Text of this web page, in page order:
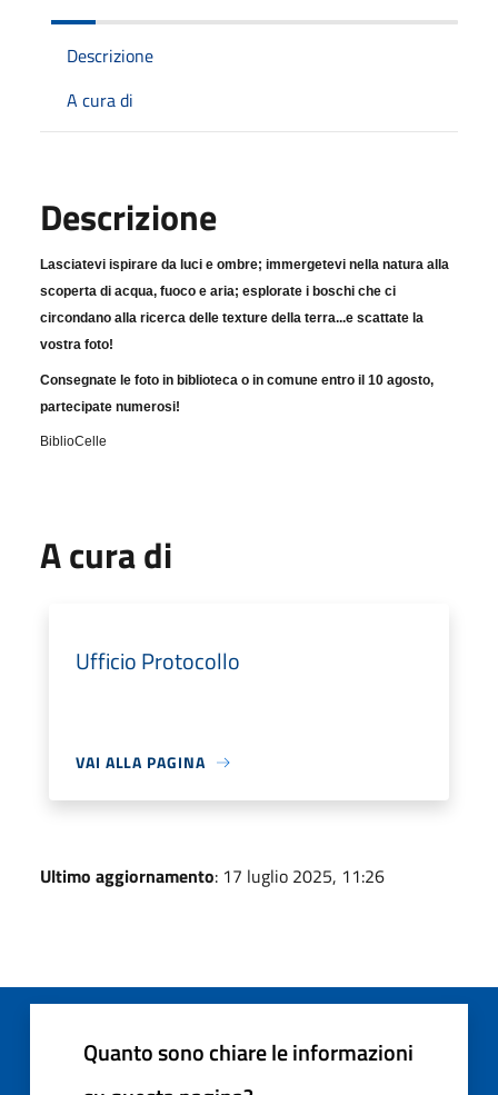
Descrizione
A cura di
Descrizione
Lasciatevi ispirare da luci e ombre; immergetevi nella natura alla
scoperta di acqua, fuoco e aria; esplorate i boschi che ci
circondano alla ricerca delle texture della terra...e scattate la
vostra foto!
Consegnate le foto in biblioteca o in comune entro il 10 agosto,
partecipate numerosi!
BiblioCelle
A cura di
Ufficio Protocollo
VAI ALLA PAGINA
Ultimo aggiornamento: 17 luglio 2025, 11:26
Quanto sono chiare le informazioni